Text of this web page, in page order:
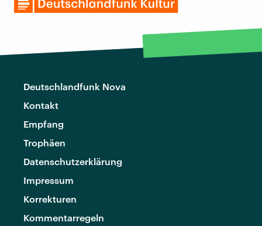
Deutschlandfunk Nova
Kontakt
Empfang
Trophäen
Datenschutzerklärung
Impressum
Korrekturen
Kommentarregeln